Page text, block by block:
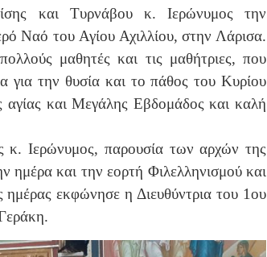
και Τυρνάβου κ. Ιερώνυμος την
Ναό του Αγίου Αχιλλίου, στην Λάρισα.
μαθητές και τις μαθήτριες, που
για την θυσία και το πάθος του Κυρίου
και Μεγάλης Εβδομάδος και καλή
κ. Ιερώνυμος, παρουσία των αρχών της
ημέρα και την εορτή Φιλελληνισμού και
εκφώνησε η Διευθύντρια του 1ου